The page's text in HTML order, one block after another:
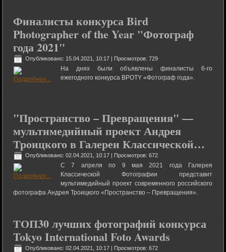
Финалисты конкурса Bird
Photographer of the Year "Фотограф
года 2021"
Опубликовано: 15.04.2021, 10:17 | Просмотров: 729
На днях были объявлены финалисты 6-го
ежегодного конкурса BPOTY «Фотограф года».
"Пространство – Превращения" —
мультимедийный проект Андрея
Троицкого в Галереи Классической…
Опубликовано: 02.04.2021, 10:17 | Просмотров: 672
С 7 апреля по 9 мая 2021 года Галерея
Классической Фотографии представит
мультимедийный проект современного российского
фотографа Андрея Троицкого «Пространство – Превращения».
ТОП30 лучших фотографий конкурса
Tokyo International Foto Awards
Опубликовано: 02.04.2021, 10:17 | Просмотров: 672